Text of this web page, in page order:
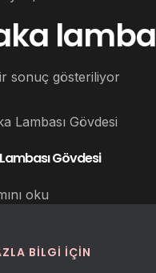
sonuç gösteriliyor
Gövdesi
oku
BILGI IÇIN